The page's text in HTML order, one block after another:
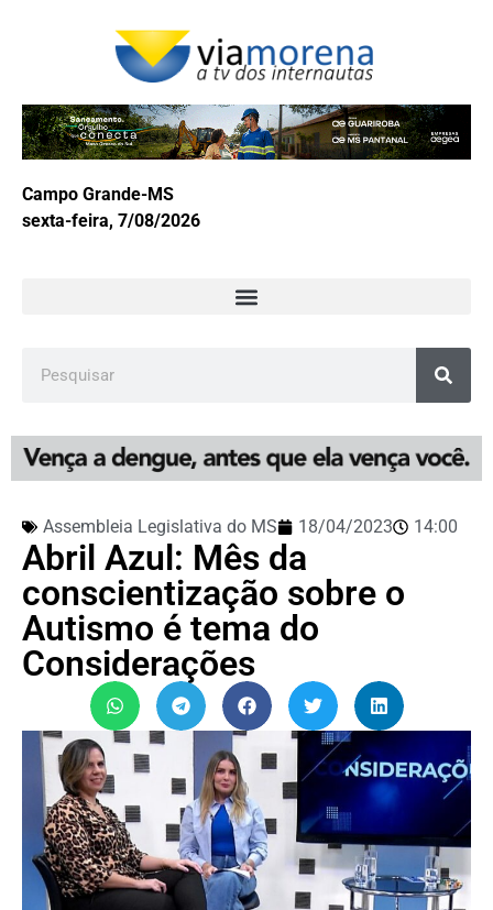
Campo Grande-MS
sexta-feira, 7/08/2026
Assembleia Legislativa do MS 18/04/2023 14:00
Abril Azul: Mês da
conscientização sobre o
Autismo é tema do
Considerações